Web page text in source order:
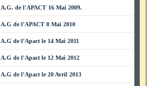
A.G. de l'APACT 16 Mai 2009.
A.G de l'APACT 8 Mai 2010
A.G de l'Apact le 14 Mai 2011
A.G de l'Apact le 12 Mai 2012
A.G de l'Apact le 20 Avril 2013